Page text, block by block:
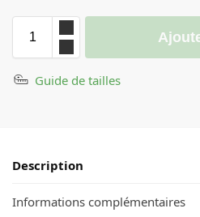
Guide de tailles
Description
Informations complémentaires